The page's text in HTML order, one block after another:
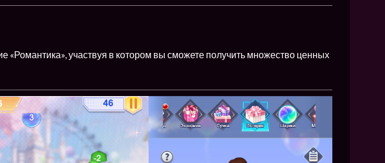
NEW
NEW
NEW
«Романтика», участвуя в котором вы сможете получить множество ценных